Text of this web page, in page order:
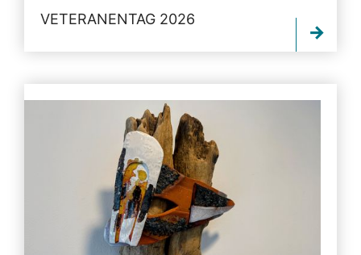
VETERANENTAG 2026